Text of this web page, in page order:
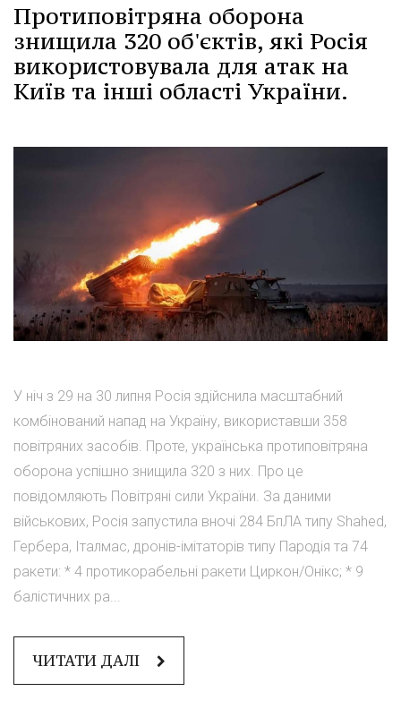
Протиповітряна оборона
знищила 320 об'єктів, які Росія
використовувала для атак на
Київ та інші області України.
У ніч з 29 на 30 липня Росія здійснила масштабний
комбінований напад на Україну, використавши 358
повітряних засобів. Проте, українська протиповітряна
оборона успішно знищила 320 з них. Про це
повідомляють Повітряні сили України. За даними
військових, Росія запустила вночі 284 БпЛА типу Shahed,
Гербера, Італмас, дронів-імітаторів типу Пародія та 74
ракети: * 4 протикорабельні ракети Циркон/Онікс; * 9
балістичних ра...
ЧИТАТИ ДАЛІ